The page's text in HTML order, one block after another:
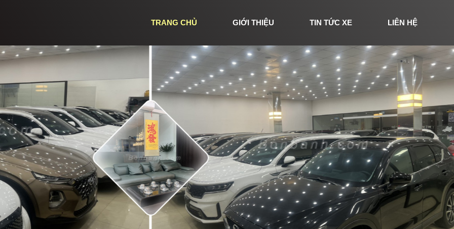
TRANG CHỦ GIỚI THIỆU TIN TỨC XE LIÊN HỆ